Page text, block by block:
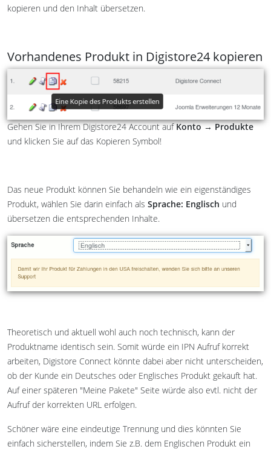
kopieren und den Inhalt übersetzen.
Vorhandenes Produkt in Digistore24 kopieren
Gehen Sie in Ihrem Digistore24 Account aufKonto → Produkte
und klicken Sie auf das Kopieren Symbol!
Das neue Produkt können Sie behandeln wie ein eigenständiges
Produkt, wählen Sie darin einfach als Sprache: Englisch und
übersetzen die entsprechenden Inhalte.
Theoretisch und aktuell wohl auch noch technisch, kann der
Produktname identisch sein. Somit würde ein IPN Aufruf korrekt
arbeiten, Digistore Connect könnte dabei aber nicht unterscheiden,
ob der Kunde ein Deutsches oder Englisches Produkt gekauft hat.
Auf einer späteren "Meine Pakete" Seite würde also evtl. nicht der
Aufruf der korrekten URL erfolgen.
Schöner wäre eine eindeutige Trennung und dies könnten Sie
einfach sicherstellen, indem Sie z.B. dem Englischen Produkt ein